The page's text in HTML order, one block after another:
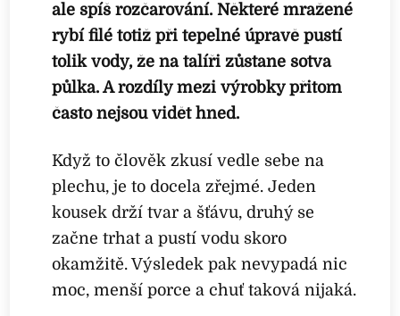
ale spíš rozčarování. Některé mražené
rybí filé totiž při tepelné úpravě pustí
tolik vody, že na talíři zůstane sotva
půlka. A rozdíly mezi výrobky přitom
často nejsou vidět hned.
Když to člověk zkusí vedle sebe na
plechu, je to docela zřejmé. Jeden
kousek drží tvar a šťávu, druhý se
začne trhat a pustí vodu skoro
okamžitě. Výsledek pak nevypadá nic
moc, menší porce a chuť taková nijaká.